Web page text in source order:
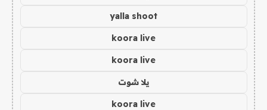
yalla shoot
koora live
koora live
يلا شوت
koora live